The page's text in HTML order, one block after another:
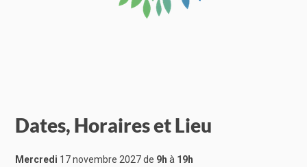
Dates, Horaires et Lieu
Mercredi 17 novembre 2027 de 9hà 19h